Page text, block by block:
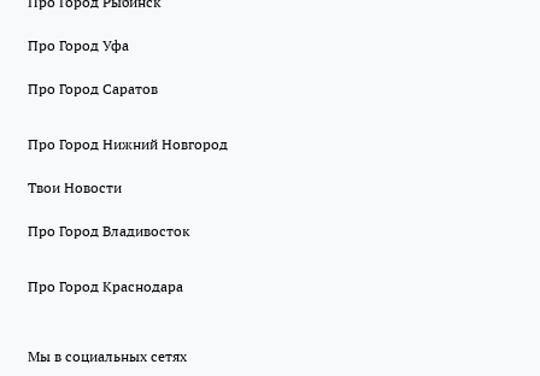
Про Город Уфа
Про Город Саратов
Про Город Нижний Новгород
Твои Новости
Про Город Владивосток
Про Город Краснодара
Мы в социальных сетях